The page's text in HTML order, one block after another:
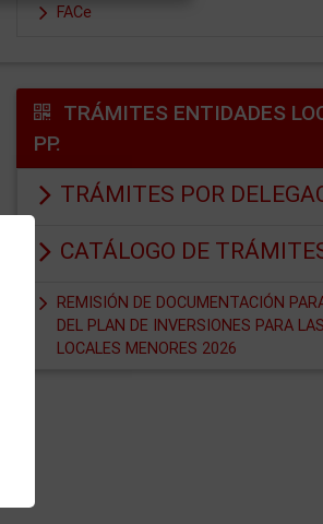
FACe
TRÁMITES ENTIDADES
PP.
TRÁMITES POR
CATÁLOGO DE
REMISIÓN DE DOCUMENTACIÓN
DEL PLAN DE INVERSIONES PARA
LOCALES MENORES 2026